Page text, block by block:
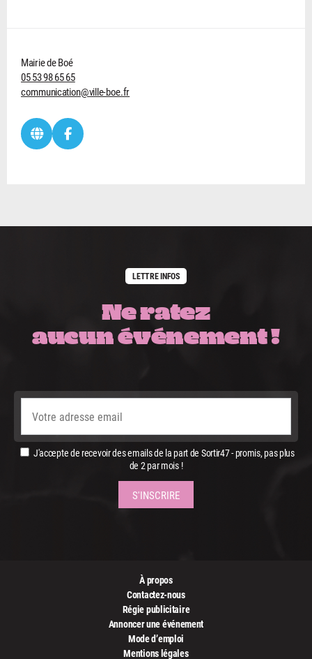
Mairie de Boé
05 53 98 65 65
communication@ville-boe.fr
LETTRE INFOS
Ne ratez
aucun événement !
J'accepte de recevoir des emails de la part de Sortir47 - promis, pas plus
de 2 par mois !
À propos
Contactez-nous
Régie publicitaire
Annoncer une événement
Mode d’emploi
Mentions légales